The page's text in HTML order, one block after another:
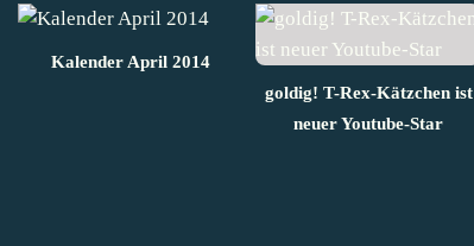
Kalender April 2014
goldig! T-Rex-Kätzchen ist
neuer Youtube-Star